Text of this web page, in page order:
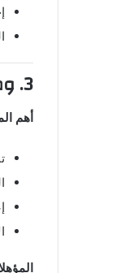
3. وظيفة: عامل نظافة المناطق العامة لدى فندق ميلينيوم الدوحة
أهم